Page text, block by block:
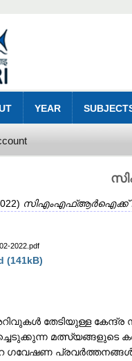
YEAR
സിഎംഎഫ്ആർഐക്ക് 75
2022.pdf
(141kB)
തേടിയുള്ള
ഗവേഷണ